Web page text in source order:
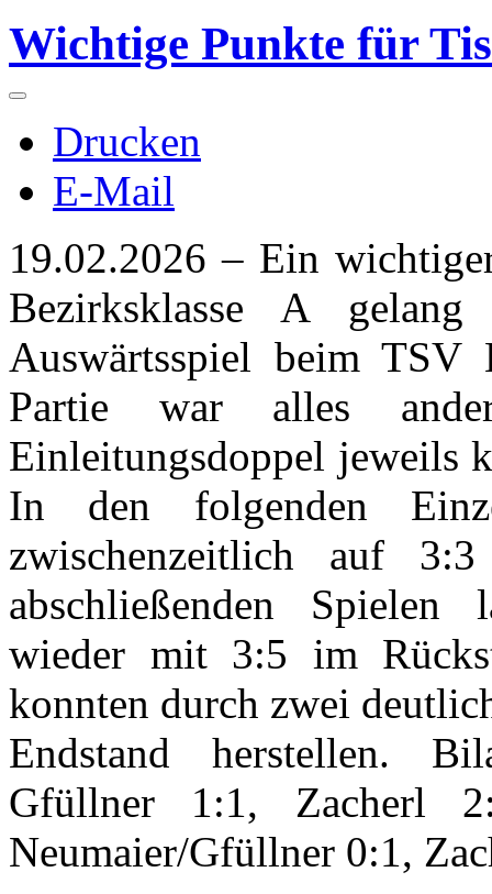
Wichtige Punkte für
Drucken
E-Mail
19.02.2026 – Ein
Bezirksklasse A
Auswärtsspiel beim
Partie war alles
Einleitungsdoppel jeweils
In den folgenden
zwischenzeitlich auf
abschließenden
wieder mit 3:5 im
konnten durch zwei
Endstand herstellen.
Gfüllner 1:1, Zacherl
Neumaier/Gfüllner 0:1,